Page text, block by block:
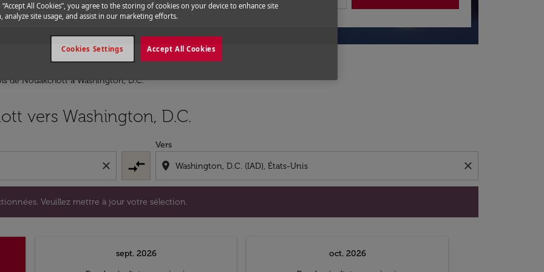
de Nouakchott a Washington, D.C.
vers Washington, D.C.
close compare_arrows
Vers
location_on close
Veuillez mettre à jour votre sélection.
Veuillez mettre à jour votre sélection.
sept. 2026
oct. 2026
“Accept All Cookies”, you agree to the storing of cookies on your device to enhance site
analyze site usage, and assist in our marketing efforts.
Accept All Cookies
Cookies Settings